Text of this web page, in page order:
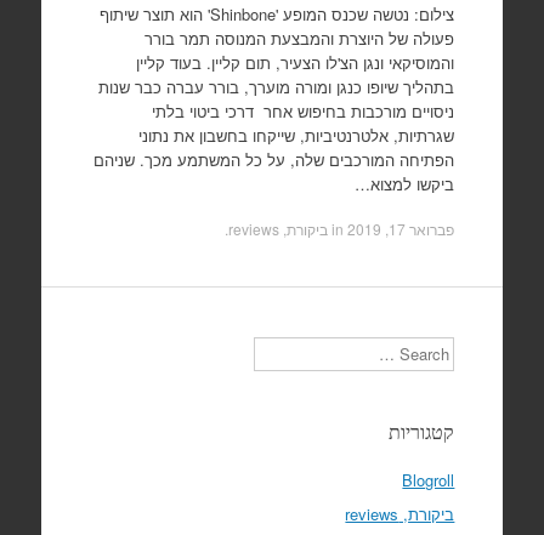
צילום: נטשה שכנס המופע 'Shinbone' הוא תוצר שיתוף
פעולה של היוצרת והמבצעת המנוסה תמר בורר
והמוסיקאי ונגן הצ'לו הצעיר, תום קליין. בעוד קליין
בתהליך שיופו כנגן ומורה מוערך, בורר עברה כבר שנות
ניסויים מורכבות בחיפוש אחר דרכי ביטוי בלתי
שגרתיות, אלטרנטיביות, שייקחו בחשבון את נתוני
הפתיחה המורכבים שלה, על כל המשתמע מכך. שניהם
ביקשו למצוא…
פברואר 17, 2019 in ביקורת, reviews
Search
קטגוריות
Blogroll
ביקורת, reviews